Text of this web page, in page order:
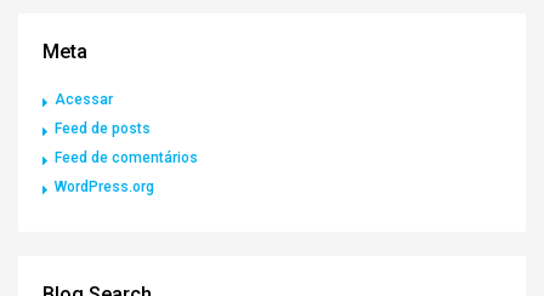
Meta
Acessar
Feed de posts
Feed de comentários
WordPress.org